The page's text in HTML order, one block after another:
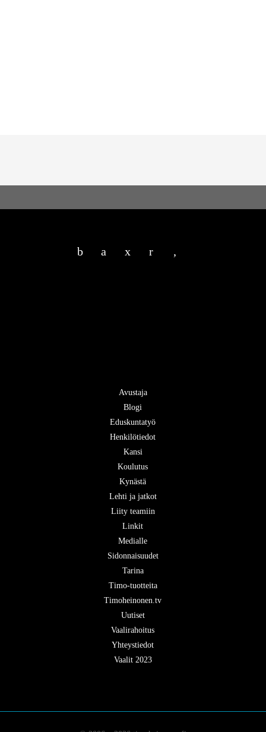
b a x r ,
Avustaja
Blogi
Eduskuntatyö
Henkilötiedot
Kansi
Koulutus
Kynästä
Lehti ja jatkot
Liity teamiin
Linkit
Medialle
Sidonnaisuudet
Tarina
Timo-tuotteita
Timoheinonen.tv
Uutiset
Vaalirahoitus
Yhteystiedot
Vaalit 2023